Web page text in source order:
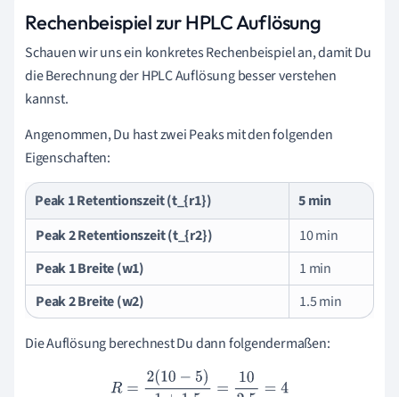
Rechenbeispiel zur HPLC Auflösung
Schauen wir uns ein konkretes Rechenbeispiel an, damit Du
die Berechnung der HPLC Auflösung besser verstehen
kannst.
Angenommen, Du hast zwei Peaks mit den folgenden
Eigenschaften:
Peak 1 Retentionszeit (t_{r1})
5 min
Peak 2 Retentionszeit (t_{r2})
10 min
Peak 1 Breite (w1)
1 min
Peak 2 Breite (w2)
1.5 min
Die Auflösung berechnest Du dann folgendermaßen:
R= 2(10− 5)1 +1.5=10 2.5 4